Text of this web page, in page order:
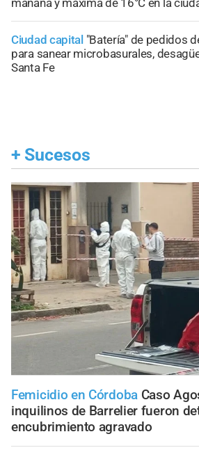
mañana y máxima de 16°C en la
Ciudad capital "Batería" de pedidos
para sanear microbasurales,
Santa Fe
+ Sucesos
Femicidio en Córdoba Caso
inquilinos de Barrelier fueron
encubrimiento agravado